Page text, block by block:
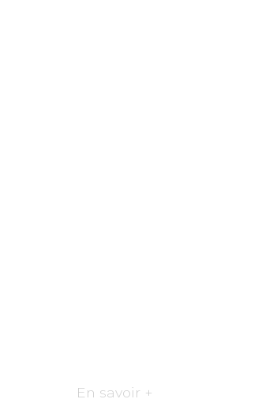
En savoir +